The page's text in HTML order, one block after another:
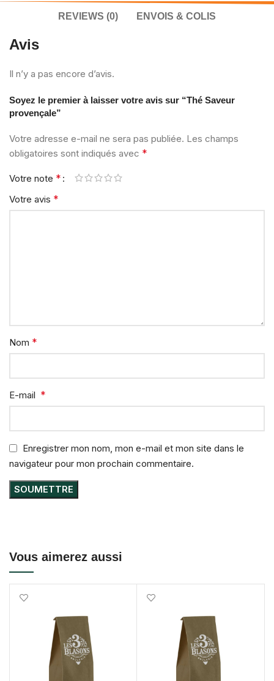
REVIEWS (0) ENVOIS & COLIS
Avis
Il n’y a pas encore d’avis.
Soyez le premier à laisser votre avis sur “Thé Saveur
provençale”
Votre adresse e-mail ne sera pas publiée. Les champs
obligatoires sont indiqués avec *
Votre note *
Votre avis *
Nom *
E-mail *
Enregistrer mon nom, mon e-mail et mon site dans le
navigateur pour mon prochain commentaire.
Vous aimerez aussi